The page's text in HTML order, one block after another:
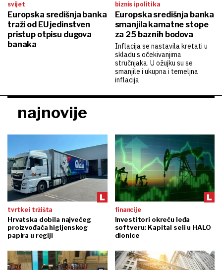
svijet
Europska središnja banka
traži od EU jedinstven
pristup otpisu dugova
banaka
biznis i politika
Europska središnja banka
smanjila kamatne stope
za 25 baznih bodova
Inflacija se nastavila kretati u
skladu s očekivanjima
stručnjaka. U ožujku su se
smanjile i ukupna i temeljna
inflacija
najnovije
tvrtke i tržišta
Hrvatska dobila najvećeg
proizvođača higijenskog
papira u regiji
financije
Investitori okreću leđa
softveru: Kapital seli u HALO
dionice